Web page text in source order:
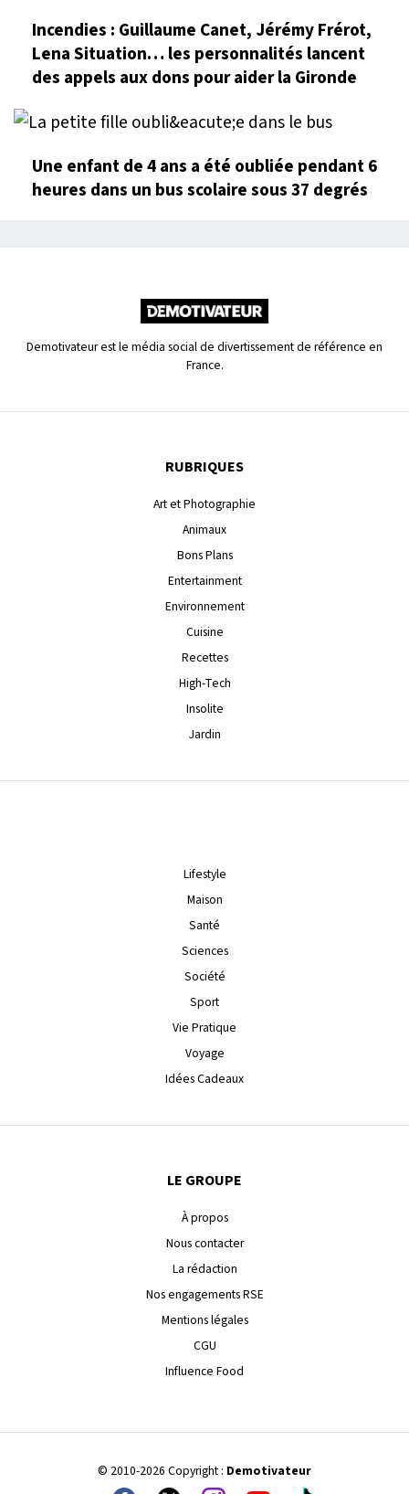
Incendies : Guillaume Canet, Jérémy Frérot,
Lena Situation… les personnalités lancent
des appels aux dons pour aider la Gironde
Une enfant de 4 ans a été oubliée pendant 6
heures dans un bus scolaire sous 37 degrés
Demotivateur est le média social de divertissement de référence en
France.
RUBRIQUES
Art et Photographie
Animaux
Bons Plans
Entertainment
Environnement
Cuisine
Recettes
High-Tech
Insolite
Jardin
Lifestyle
Maison
Santé
Sciences
Société
Sport
Vie Pratique
Voyage
Idées Cadeaux
LE GROUPE
À propos
Nous contacter
La rédaction
Nos engagements RSE
Mentions légales
CGU
Influence Food
© 2010-2026 Copyright : Demotivateur